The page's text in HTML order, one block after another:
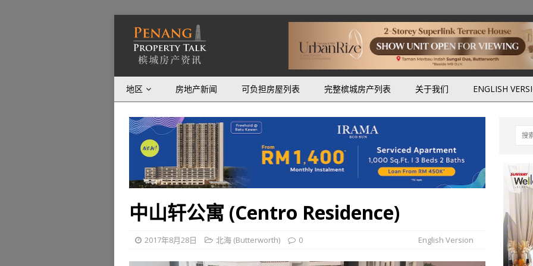
地区 房地产新闻 可负担房屋列表 完整槟城房产列表 关于我们 ENGLISH
中山轩公寓 (Centro Residence)
2017年8月28日 北海 (Butterworth) 0 English Version